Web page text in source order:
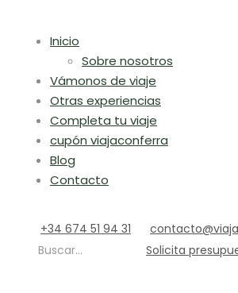
Inicio
Sobre nosotros
Vámonos de viaje
Otras experiencias
Completa tu viaje
cupón viajaconferra
Blog
Contacto
+34 674 51 94 31
Buscar...
Solicita